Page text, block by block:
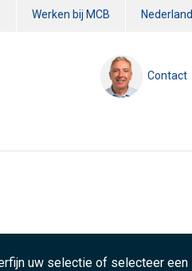
Werken bij MCB
Contact
uw selectie of selecteer een